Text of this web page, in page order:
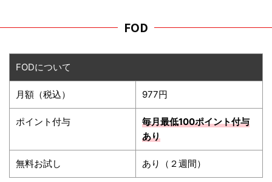
FOD
FODについて
月額（税込） 977円
ポイント付与 毎月最低100ポイント付与
あり
無料お試し あり（２週間）